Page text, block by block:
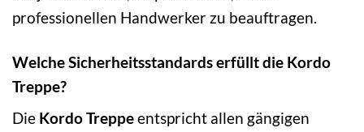
professionellen Handwerker zu beauftragen.
Welche Sicherheitsstandards erfüllt die Kordo
Treppe?
Die Kordo Treppeentspricht allen gängigen